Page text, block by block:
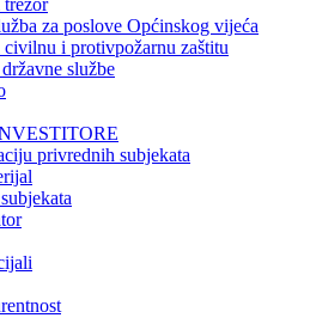
za poslove Općinskog vijeća
civilnu i protivpožarnu zaštitu
službe
privrednih subjekata